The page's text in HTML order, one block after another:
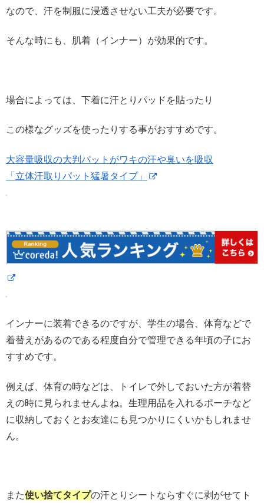
なので、汗を制服に浸透させない工夫が必要です。
そんな時にも、肌着（インナー）が効果的です。
場合によっては、下着に汗とりパッドを貼ったり
この様なグッズを使ったりする事がおすすめです。
大容量吸収の大判パットがワキの汗や臭いを吸収
「立体汗取りパット猛暑タイプ」
インナーに装着できるのですが、学生の場合、体育などで
着替えがあるのである程度自分で管理できる年頃の子にお
すすめです。
例えば、体育の時などは、トイレで外しておいた方が着替
えの時に見られませんよね。生理用品を入れるポーチなど
に収納しておくとお友達にも見つかりにくいかもしれませ
ん。
また使い捨てタイプの汗とりシートならすぐに剥がせてト